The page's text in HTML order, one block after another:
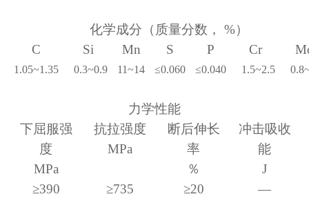
化学成分（质量分数， %）
C
Si Mn S P Cr
1.05~1.35 0.3~0.9 11~14 ≤0.060 ≤0.040 1.5~2.5
力学性能
下屈服强
度
MPa
抗拉强度
MPa
断后伸长
率
％
冲击吸收
能
J
≥390 ≥735 ≥20 —